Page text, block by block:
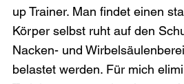
up Trainer. Man findet einen
Körper selbst ruht auf den
Nacken- und
belastet werden. Für mich